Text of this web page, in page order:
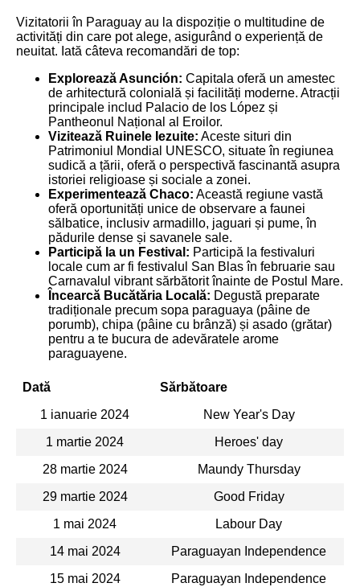
Vizitatorii în Paraguay au la dispoziție o multitudine de
activități din care pot alege, asigurând o experiență de
neuitat. Iată câteva recomandări de top:
Explorează Asunción: Capitala oferă un amestec
de arhitectură colonială și facilități moderne. Atracții
principale includ Palacio de los López și
Pantheonul Național al Eroilor.
Vizitează Ruinele Iezuite: Aceste situri din
Patrimoniul Mondial UNESCO, situate în regiunea
sudică a țării, oferă o perspectivă fascinantă asupra
istoriei religioase și sociale a zonei.
Experimentează Chaco: Această regiune vastă
oferă oportunități unice de observare a faunei
sălbatice, inclusiv armadillo, jaguari și pume, în
pădurile dense și savanele sale.
Participă la un Festival: Participă la festivaluri
locale cum ar fi festivalul San Blas în februarie sau
Carnavalul vibrant sărbătorit înainte de Postul Mare.
Încearcă Bucătăria Locală: Degustă preparate
tradiționale precum sopa paraguaya (pâine de
porumb), chipa (pâine cu brânză) și asado (grătar)
pentru a te bucura de adevăratele arome
paraguayene.
Dată
Sărbătoare
1 ianuarie 2024
New Year's Day
1 martie 2024
Heroes' day
28 martie 2024
Maundy Thursday
29 martie 2024
Good Friday
1 mai 2024
Labour Day
14 mai 2024
Paraguayan Independence
15 mai 2024
Paraguayan Independence